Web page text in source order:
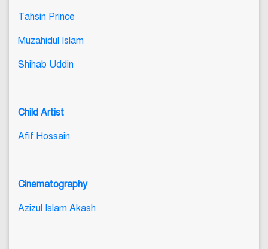
Tahsin Prince
Muzahidul Islam
Shihab Uddin
Child Artist
Afif Hossain
Cinematography
Azizul Islam Akash